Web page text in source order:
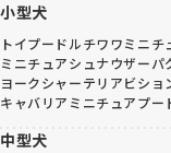
小型犬
トイプードルチワワミニチ
ミニチュアシュナウザーパ
ヨークシャーテリアビショ
キャバリア ミニチュアプー
中型犬